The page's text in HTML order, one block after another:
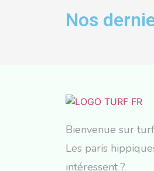
Nos
Bienvenue sur
Les paris
intéressent ?